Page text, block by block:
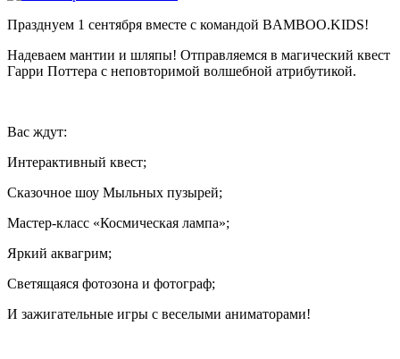
Празднуем 1 сентября вместе с командой BAMBOO.KIDS!
Надеваем мантии и шляпы! Отправляемся в магический квест
Гарри Поттера с неповторимой волшебной атрибутикой.
Вас ждут:
Интерактивный квест;
Сказочное шоу Мыльных пузырей;
Мастер-класс «Космическая лампа»;
Яркий аквагрим;
Светящаяся фотозона и фотограф;
И зажигательные игры с веселыми аниматорами!